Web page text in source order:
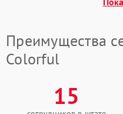
Программные сбои
Режим работы
Преимущества
Colorful
15